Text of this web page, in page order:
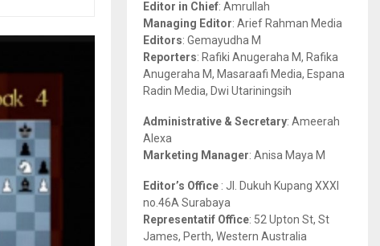
r
:
R
H
Editor in Chief: Amrullah
Managing Editor: Arief Rahman Media
Editors: Gemayudha M
Reporters: Rafiki Anugeraha M, Rafika
Anugeraha M, Masaraafi Media, Espana
Radin Media, Dwi Utariningsih
Administrative & Secretary: Ameerah
Alexa
Marketing Manager: Anisa Maya M
Editor’s Office : Jl. Dukuh Kupang XXXI
no.46A Surabaya
Representatif Office: 52 Upton St, St
James, Perth, Western Australia